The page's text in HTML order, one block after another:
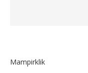
Mampirklik